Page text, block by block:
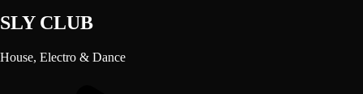
SLY CLUB
House, Electro & Dance